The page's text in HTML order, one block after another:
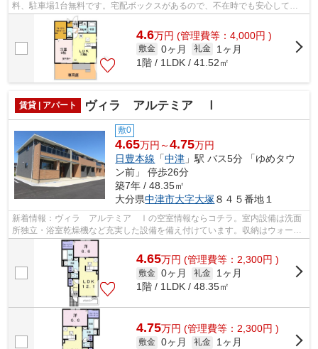
料、駐車場1台無料です。宅配ボックスがあるので、不在時でも安心して荷
物を受け取ることができます。追い焚き機...
4.6万円 (管理費等：4,000円 )
敷金 0ヶ月 礼金
1ヶ月
1階 / 1LDK / 41.52㎡
賃貸 | アパート ヴィラ アルテミア Ⅰ
敷0
4.65万円～4.75万円
日豊本線 「中津 」駅 バス5分 「ゆめタウ
ン前」 停歩26分
築7年 / 48.35㎡
大分県中津市大字大塚 ８４５番地１
新着情報：ヴィラ アルテミア Ⅰの空室情報ならコチラ。室内設備は洗面
所独立・浴室乾燥機など充実した設備を備え付けています。収納はウォーク
インクロゼット・床下収納など豊富なの...
4.65万円 (管理費等：2,300円 )
敷金 0ヶ月 礼金
1ヶ月
1階 / 1LDK / 48.35㎡
4.75万円 (管理費等：2,300円 )
敷金 0ヶ月 礼金
1ヶ月